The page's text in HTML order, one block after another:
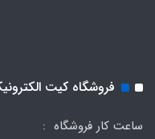
فروشگاه کیت
ساعت کار فروشگاه :